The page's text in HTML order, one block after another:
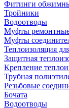
Фитинги
Тройники
Водоотводы
Муфты
Муфты
Теплоизоляция
Защитная
Крепление
Трубная
Резьбовые
Бочата
Водоотводы